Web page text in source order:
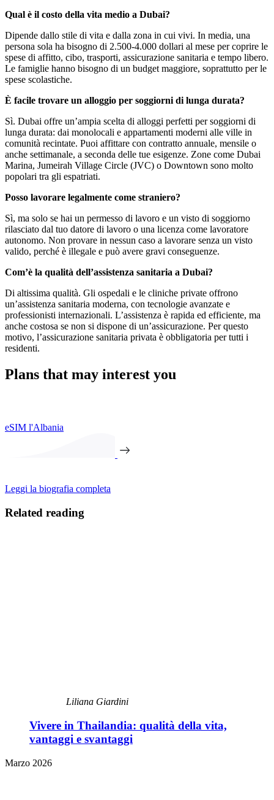
Qual è il costo della vita medio a Dubai?
Dipende dallo stile di vita e dalla zona in cui vivi. In media, una
persona sola ha bisogno di 2.500-4.000 dollari al mese per coprire le
spese di affitto, cibo, trasporti, assicurazione sanitaria e tempo libero.
Le famiglie hanno bisogno di un budget maggiore, soprattutto per le
spese scolastiche.
È facile trovare un alloggio per soggiorni di lunga durata?
Sì. Dubai offre un’ampia scelta di alloggi perfetti per soggiorni di
lunga durata: dai monolocali e appartamenti moderni alle ville in
comunità recintate. Puoi affittare con contratto annuale, mensile o
anche settimanale, a seconda delle tue esigenze. Zone come Dubai
Marina, Jumeirah Village Circle (JVC) o Downtown sono molto
popolari tra gli espatriati.
Posso lavorare legalmente come straniero?
Sì, ma solo se hai un permesso di lavoro e un visto di soggiorno
rilasciato dal tuo datore di lavoro o una licenza come lavoratore
autonomo. Non provare in nessun caso a lavorare senza un visto
valido, perché è illegale e può avere gravi conseguenze.
Com’è la qualità dell’assistenza sanitaria a Dubai?
Di altissima qualità. Gli ospedali e le cliniche private offrono
un’assistenza sanitaria moderna, con tecnologie avanzate e
professionisti internazionali. L’assistenza è rapida ed efficiente, ma
anche costosa se non si dispone di un’assicurazione. Per questo
motivo, l’assicurazione sanitaria privata è obbligatoria per tutti i
residenti.
Plans that may interest you
eSIM l'Albania
Leggi la biografia completa
Related reading
Liliana Giardini
Vivere in Thailandia: qualità della vita,
vantaggi e svantaggi
Marzo 2026